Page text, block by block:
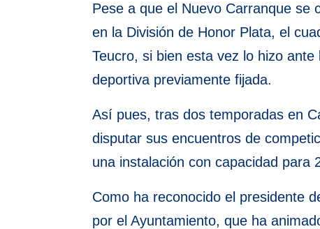
Pese a que el Nuevo Carranque se
en la División de Honor Plata, el
Teucro, si bien esta vez lo hizo
deportiva previamente fijada.
Así pues, tras dos temporadas en
disputar sus encuentros de
una instalación con capacidad para
Como ha reconocido el presidente
por el Ayuntamiento, que ha